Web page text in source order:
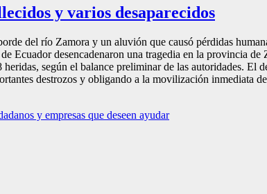
y varios desaparecidos
del río Zamora y un aluvión que causó pérdidas
Ecuador desencadenaron una tragedia en la provincia
según el balance preliminar de las autoridades. El
destrozos y obligando a la movilización inmediata